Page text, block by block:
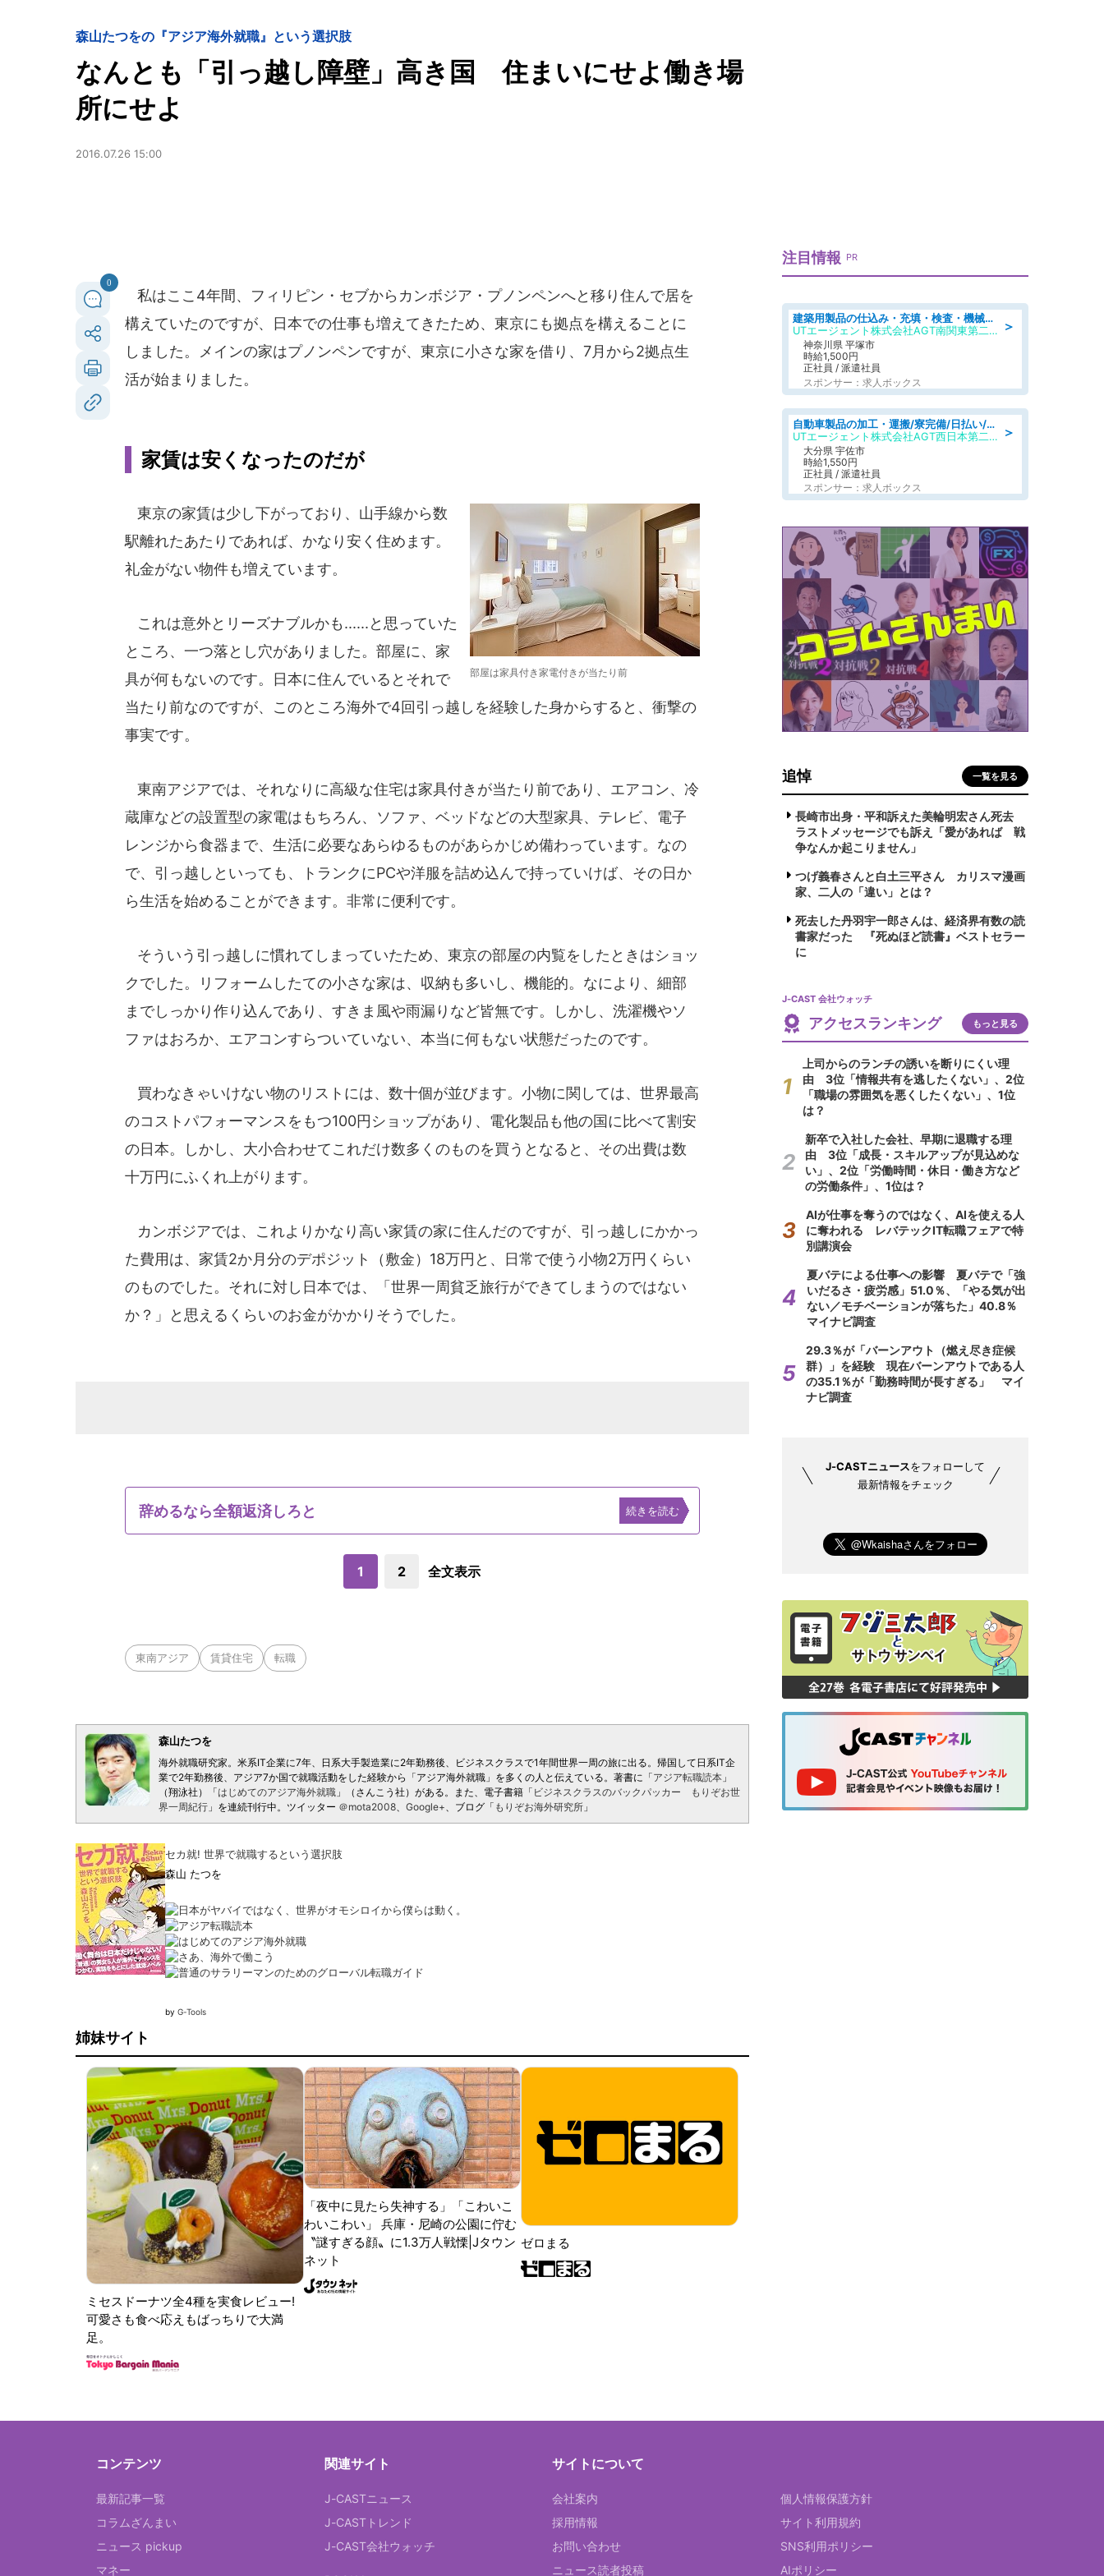
森山たつをの『アジア海外就職』という選択肢
なんとも「引っ越し障壁」高き国 住まいにせよ働き場
所にせよ
2016.07.26 15:00
0
私はここ4年間、フィリピン・セブからカンボジア・プノンペンへと移り住んで居を
構えていたのですが、日本での仕事も増えてきたため、東京にも拠点を構えることに
しました。メインの家はプノンペンですが、東京に小さな家を借り、7月から2拠点生
活が始まりました。
家賃は安くなったのだが
部屋は家具付き家電付きが当たり前
東京の家賃は少し下がっており、山手線から数
駅離れたあたりであれば、かなり安く住めます。
礼金がない物件も増えています。
これは意外とリーズナブルかも......と思っていた
ところ、一つ落とし穴がありました。部屋に、家
具が何もないのです。日本に住んでいるとそれで
当たり前なのですが、このところ海外で4回引っ越しを経験した身からすると、衝撃の
事実です。
東南アジアでは、それなりに高級な住宅は家具付きが当たり前であり、エアコン、冷
蔵庫などの設置型の家電はもちろん、ソファ、ベッドなどの大型家具、テレビ、電子
レンジから食器まで、生活に必要なあらゆるものがあらかじめ備わっています。なの
で、引っ越しといっても、トランクにPCや洋服を詰め込んで持っていけば、その日か
ら生活を始めることができます。非常に便利です。
そういう引っ越しに慣れてしまっていたため、東京の部屋の内覧をしたときはショッ
クでした。リフォームしたての小さな家は、収納も多いし、機能的。なにより、細部
までしっかり作り込んであり、すきま風や雨漏りなど皆無です。しかし、洗濯機やソ
ファはおろか、エアコンすらついていない、本当に何もない状態だったのです。
買わなきゃいけない物のリストには、数十個が並びます。小物に関しては、世界最高
のコストパフォーマンスをもつ100円ショップがあり、電化製品も他の国に比べて割安
の日本。しかし、大小合わせてこれだけ数多くのものを買うとなると、その出費は数
十万円にふくれ上がります。
カンボジアでは、これよりかなり高い家賃の家に住んだのですが、引っ越しにかかっ
た費用は、家賃2か月分のデポジット（敷金）18万円と、日常で使う小物2万円くらい
のものでした。それに対し日本では、「世界一周貧乏旅行ができてしまうのではない
か？」と思えるくらいのお金がかかりそうでした。
辞めるなら全額返済しろと 続きを読む
1 2 全文表示
東南アジア 賃貸住宅 転職
森山たつを
海外就職研究家。米系IT企業に7年、日系大手製造業に2年勤務後、ビジネスクラスで1年間世界一周の旅に出る。帰国して日系IT企
業で2年勤務後、アジア7か国で就職活動をした経験から「アジア海外就職」を多くの人と伝えている。著書に「アジア転職読本 」
（翔泳社）「はじめてのアジア海外就職 」（さんこう社）がある。また、電子書籍「 ビジネスクラスのバックパッカー もりぞお世
界一周紀行 」を連続刊行中。ツイッター ＠mota2008、 Google+、ブログ「 もりぞお海外研究所 」
セカ就! 世界で就職するという選択肢
森山 たつを
by G-Tools
姉妹サイト
ミセスドーナツ全4種を実食レビュー!
可愛さも食べ応えもばっちりで大満
足。
「夜中に見たら失神する」「こわいこ
わいこわい」 兵庫・尼崎の公園に佇む
〝謎すぎる顔〟に1.3万人戦慄|Jタウン
ネット
ゼロまる
注目情報 PR
＞
建築用製品の仕込み・充填・検査・機械操作/寮完備/日払い/工場・製造
UTエージェント株式会社AGT南関東第二CU
神奈川県 平塚市
時給1,500円
正社員 / 派遣社員
スポンサー：求人ボックス
＞
自動車製品の加工・運搬/寮完備/日払い/工場・製造
UTエージェント株式会社AGT西日本第二CU
大分県 宇佐市
時給1,550円
正社員 / 派遣社員
スポンサー：求人ボックス
追悼 一覧を見る
長崎市出身・平和訴えた美輪明宏さん死去
ラストメッセージでも訴え「愛があれば 戦
争なんか起こりません」
つげ義春さんと白土三平さん カリスマ漫画
家、二人の「違い」とは？
死去した丹羽宇一郎さんは、経済界有数の読
書家だった 『死ぬほど読書』ベストセラー
に
J-CAST 会社ウォッチ
アクセスランキング もっと見る
上司からのランチの誘いを断りにくい理
由 3位「情報共有を逃したくない」、2位
「職場の雰囲気を悪くしたくない」、1位
は？
新卒で入社した会社、早期に退職する理
由 3位「成長・スキルアップが見込めな
い」、2位「労働時間・休日・働き方など
の労働条件」、1位は？
AIが仕事を奪うのではなく、AIを使える人
に奪われる レバテックIT転職フェアで特
別講演会
夏バテによる仕事への影響 夏バテで「強
いだるさ・疲労感」51.0％、「やる気が出
ない／モチベーションが落ちた」40.8％
マイナビ調査
29.3％が「バーンアウト（燃え尽き症候
群）」を経験 現在バーンアウトである人
の35.1％が「勤務時間が長すぎる」 マイ
ナビ調査
J-CASTニュースをフォローして
最新情報をチェック
コンテンツ
最新記事一覧
コラムざんまい
ニュース pickup
マネー
関連サイト
J-CASTニュース
J-CASTトレンド
J-CAST会社ウォッチ
サイトについて
会社案内
採用情報
お問い合わせ
ニュース読者投稿
個人情報保護方針
サイト利用規約
SNS利用ポリシー
AIポリシー